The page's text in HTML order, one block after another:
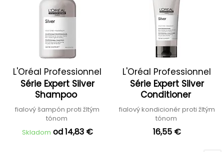
L'Oréal Professionnel
Série Expert Silver
Shampoo
fialový šampón proti žltým
tónom
Skladom od 14,83 €
L'Oréal Professionnel
Série Expert Silver
Conditioner
fialový kondicionér proti žltým
tónom
16,55 €